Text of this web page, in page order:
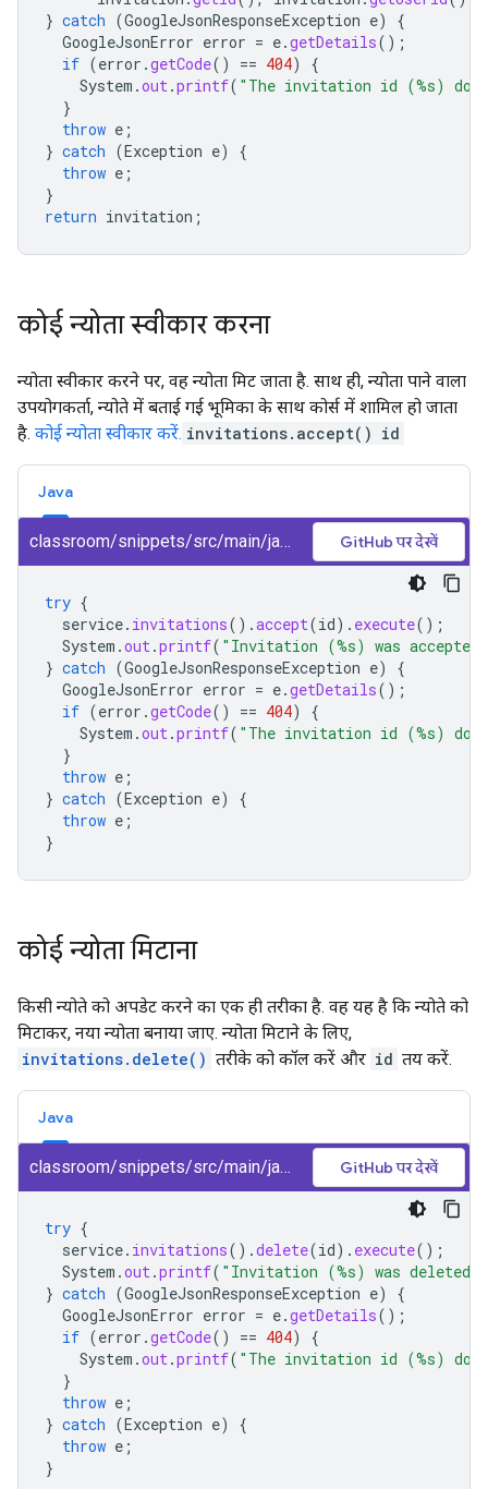
} catch (GoogleJsonResponseException e)
{
GoogleJsonError error = e.getDetails();
if (error .getCode() == 404)
{
System .out.printf( "The invitation id (%s)
}
throw e ;
} catch (Exception e)
{
throw e ;
}
return invitation ;
कोई न्योता स्वीकार करना
न्योता स्वीकार करने पर, वह न्योता मिट जाता है. साथ ही, न्योता पाने वाला
उपयोगकर्ता, न्योते में बताई गई भूमिका के साथ कोर्स में शामिल हो जाता
है. कोई न्योता स्वीकार करें. invitations.accept() id
Java
classroom/snippets/src/main/java/AcceptInvitation.java GitHub पर देखें
try {
service. invitations().accept(id). execute();
System .out.printf( "Invitation (%s) was
} catch (GoogleJsonResponseException e)
{
GoogleJsonError error = e.getDetails();
if (error .getCode() == 404)
{
System .out.printf( "The invitation id (%s)
}
throw e ;
} catch (Exception e)
{
throw e ;
}
कोई न्योता मिटाना
किसी न्योते को अपडेट करने का एक ही तरीका है. वह यह है कि न्योते को
मिटाकर, नया न्योता बनाया जाए. न्योता मिटाने के लिए,
invitations.delete() तरीके को कॉल करें और id तय करें.
Java
classroom/snippets/src/main/java/DeleteInvitation.java GitHub पर देखें
try {
service. invitations().delete(id). execute();
System .out.printf( "Invitation (%s) was
} catch (GoogleJsonResponseException e)
{
GoogleJsonError error = e.getDetails();
if (error .getCode() == 404)
{
System .out.printf( "The invitation id (%s)
}
throw e ;
} catch (Exception e)
{
throw e ;
}